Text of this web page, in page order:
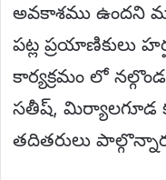
అవకాశము ఉందని
పట్ల ప్రయాణికులు
కార్యక్రమం లో
సతీష్, మిర్యాలగూడ
తదితరులు